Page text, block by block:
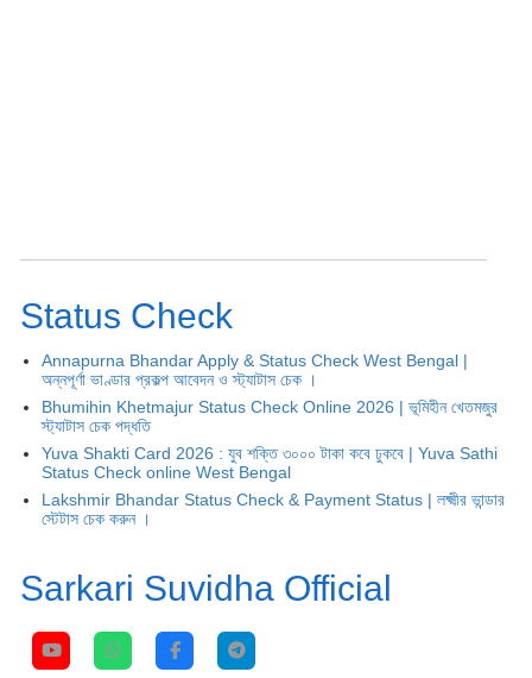
Status Check
Annapurna Bhandar Apply & Status Check West Bengal |
অন্নপূর্ণা ভাণ্ডার প্রকল্প আবেদন ও স্ট্যাটাস চেক ।
Bhumihin Khetmajur Status Check Online 2026 | ভূমিহীন খেতমজুর
স্ট্যাটাস চেক পদ্ধতি
Yuva Shakti Card 2026 : যুব শক্তি ৩০০০ টাকা কবে ঢুকবে | Yuva Sathi
Status Check online West Bengal
Lakshmir Bhandar Status Check & Payment Status | লক্ষ্মীর ভান্ডার
স্টেটাস চেক করুন ।
Sarkari Suvidha Official